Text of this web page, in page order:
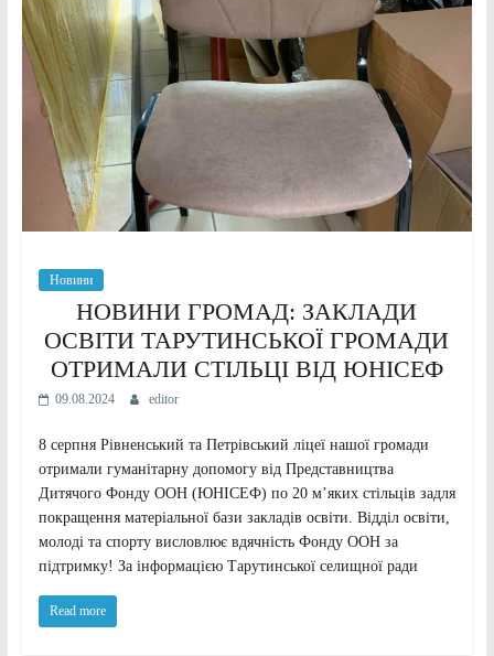
Новини
НОВИНИ ГРОМАД: ЗАКЛАДИ
ОСВІТИ ТАРУТИНСЬКОЇ ГРОМАДИ
ОТРИМАЛИ СТІЛЬЦІ ВІД ЮНІСЕФ
09.08.2024 editor
8 серпня Рівненський та Петрівський ліцеї нашої громади
отримали гуманітарну допомогу від Представництва
Дитячого Фонду ООН (ЮНІСЕФ) по 20 мʼяких стільців задля
покращення матеріальної бази закладів освіти. Відділ освіти,
молоді та спорту висловлює вдячність Фонду ООН за
підтримку! За інформацією Тарутинської селищної ради
Read more